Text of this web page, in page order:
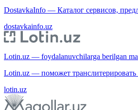
DostavkaInfo — Каталог сервисов,
dostavkainfo.uz
Lotin.uz — foydalanuvchilarga berilgan
Lotin.uz — поможет
lotin.uz